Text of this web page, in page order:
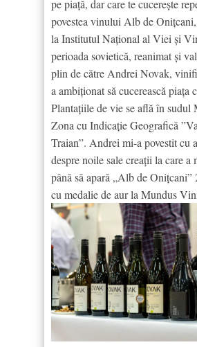
pe piață, dar care te cucerește
povestea vinului Alb de
la Institutul Național al Viei și
perioada sovietică, reanimat și
plin de către Andrei Novak,
a ambiționat să cucerească piața
Plantațiile de vie se află în sudul
Zona cu Indicație Geografică
Traian”. Andrei mi-a povestit cu
despre noile sale creații la care a
până să apară „Alb de Onițcani”
cu medalie de aur la Mundus